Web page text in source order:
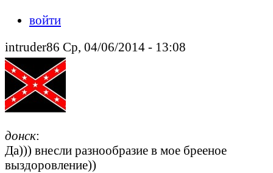
войти
intruder86 Ср, 04/06/2014 - 13:08
донск:
Да))) внесли разнообразие в мое брееное
выздоровление))